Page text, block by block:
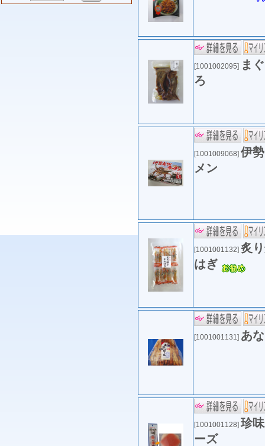
[1001002095] ま
ろ
[1001009068] 伊
メン
[1001001132] 炙
はぎ
[1001001131] あ
[1001001128] 珍
ーズ